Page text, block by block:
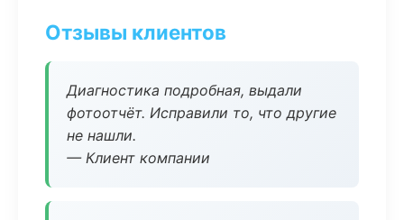
Отзывы клиентов
Диагностика подробная, выдали
фотоотчёт. Исправили то, что другие
не нашли.
— Клиент компании